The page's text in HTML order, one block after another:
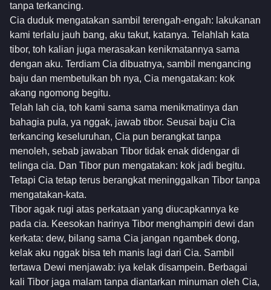
tanpa terkancing.
Cia duduk mengatakan sambil terengah-engah: lakukanan
kami terlalu jauh bang, aku takut, katanya. Telahlah kata
tibor, toh kalian juga merasakan kenikmatannya sama
dengan aku. Terdiam Cia dibuatnya, sambil mengancing
baju dan membetulkan bh nya, Cia mengatakan: kok
akang ngomong begitu.
Telah lah cia, toh kami sama sama menikmatinya dan
bahagia pula, ya nggak, jawab tibor. Seusai baju Cia
terkancing keseluruhan, Cia pun berangkat tanpa
menoleh, sebab jawaban Tibor tidak enak didengar di
telinga cia. Dan Tibor pun mengatakan: kok jadi begitu.
Tetapi Cia tetap terus berangkat meninggalkan Tibor tanpa
mengatakan-kata.
Tibor agak rugi atas perkataan yang diucapkannya ke
pada cia. Keesokan harinya Tibor menghampiri dewi dan
kerkata: dew, bilang sama Cia jangan ngambek dong,
kelak aku nggak bisa teh manis lagi dari Cia. Sambil
tertawa Dewi menjawab: iya kelak disampein. Berbagai
kali Tibor jaga malam tanpa diantarkan minuman oleh Cia,